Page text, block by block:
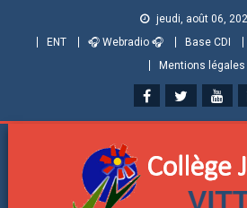
jeudi, août 06,
ENT
🎧 Webradio 🎧 Base CDI
Mentions légales